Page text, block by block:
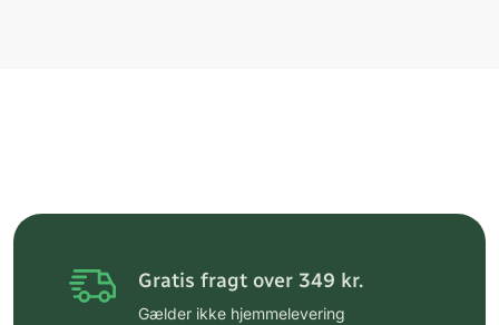
Gratis fragt over 349 kr.
Gælder ikke hjemmelevering